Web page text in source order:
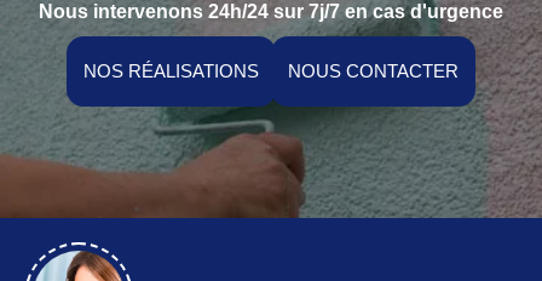
Nous intervenons 24h/24 sur 7j/7 en cas d'urgence
NOS RÉALISATIONS NOUS CONTACTER